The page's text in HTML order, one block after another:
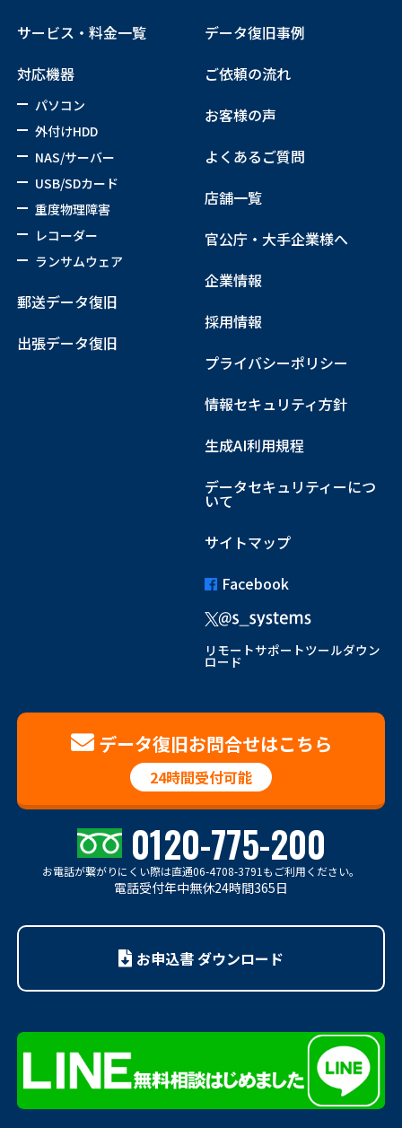
サービス・料金一覧
対応機器
パソコン
外付けHDD
NAS/サーバー
USB/SDカード
重度物理障害
レコーダー
ランサムウェア
郵送データ復旧
出張データ復旧
データ復旧事例
ご依頼の流れ
お客様の声
よくあるご質問
店舗一覧
官公庁・大手企業様へ
企業情報
採用情報
プライバシーポリシー
情報セキュリティ方針
生成AI利用規程
データセキュリティーにつ
いて
サイトマップ
Facebook
リモートサポートツールダウン
ロード
データ復旧お問合せはこちら
24時間受付可能
0120-775-200
お電話が繋がりにくい際は直通06-4708-3791もご利用ください。
電話受付年中無休24時間365日
お申込書 ダウンロード